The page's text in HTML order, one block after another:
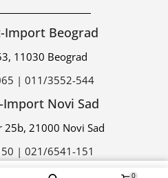
Import Beograd
11030 Beograd
| 011/3552-544
Novi Sad
25b, 21000 Novi Sad
| 021/6541-151
0